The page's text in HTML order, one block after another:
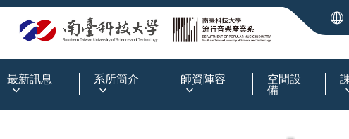
最新訊息 系所簡介 師資陣容 空間設
備